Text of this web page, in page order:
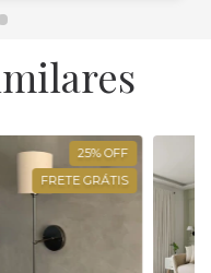
25%OFF
FRETE GRÁTIS